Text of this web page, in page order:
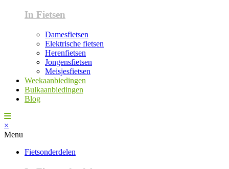
In Fietsen
Damesfietsen
Elektrische fietsen
Herenfietsen
Jongensfietsen
Meisjesfietsen
Weekaanbiedingen
Bulkaanbiedingen
Blog
×
Menu
Fietsonderdelen